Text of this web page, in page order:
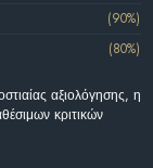
(90%)
(80%)
αξιολόγησης, η
κριτικών